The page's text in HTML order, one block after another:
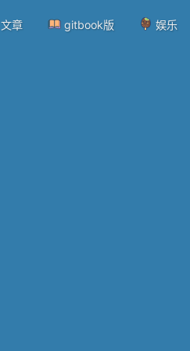
文章 gitbook版 娱乐